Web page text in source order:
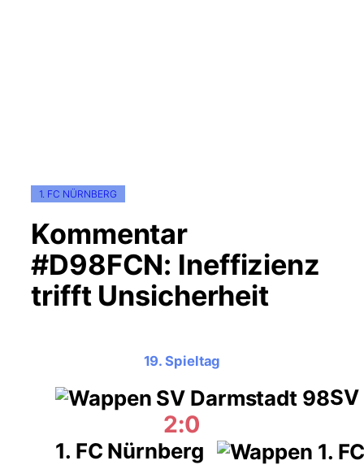
1. FC NÜRNBERG
Kommentar
#D98FCN: Ineffizienz
trifft Unsicherheit
19. Spieltag
SV
2:0
1. FC Nürnberg